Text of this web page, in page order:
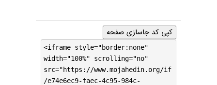
کپی کد جاسازی صفحه
<iframe style="border:none"
width="100%" scrolling="no"
src="https://www.mojahedin.org/if
/e74e6ec9-faec-4c95-984c-